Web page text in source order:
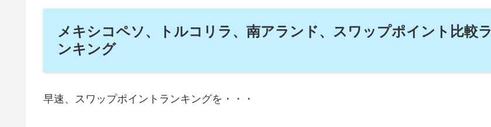
メキシコペソ、トルコリラ、南アランド、スワップポイント比較ラ
ンキング
早速、スワップポイントランキングを・・・